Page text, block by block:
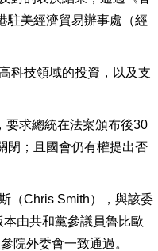
駐美經濟貿易辦事處（經
科技領域的投資，以及支
要求總統在法案頒布後30
閉；且國會仍有權提出否
（Chris Smith），與該委
由共和黨參議員魯比歐
院外委會一致通過。